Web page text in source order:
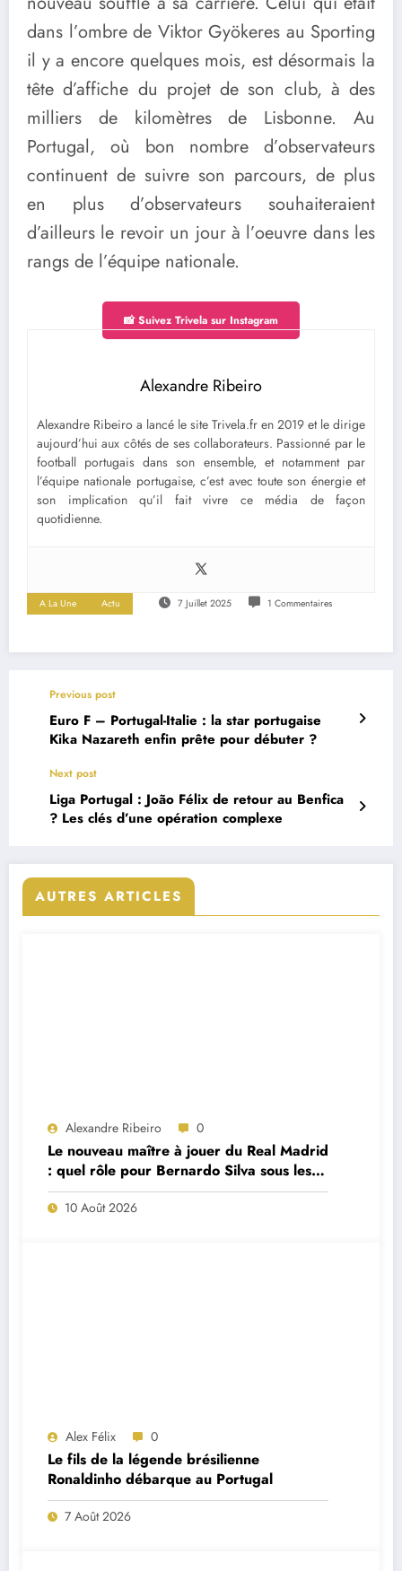
dans l’ombre de Viktor Gyökeres au Sporting
il y a encore quelques mois, est désormais la
tête d’affiche du projet de son club, à des
milliers de kilomètres de Lisbonne. Au
Portugal, où bon nombre d’observateurs
continuent de suivre son parcours, de plus
en plus d’observateurs souhaiteraient
d’ailleurs le revoir un jour à l’oeuvre dans les
rangs de l’équipe nationale.
📸 Suivez Trivela sur Instagram
Alexandre Ribeiro
Alexandre Ribeiro a lancé le site Trivela.fr en 2019 et le dirige
aujourd’hui aux côtés de ses collaborateurs. Passionné par le
football portugais dans son ensemble, et notamment par
l’équipe nationale portugaise, c’est avec toute son énergie et
son implication qu’il fait vivre ce média de façon
quotidienne.
A La Une Actu 7 Juillet 2025 1 Commentaires
Previous post
Euro F – Portugal-Italie : la star portugaise
Kika Nazareth enfin prête pour débuter ?
Next post
Liga Portugal : João Félix de retour au Benfica
? Les clés d’une opération complexe
AUTRES ARTICLES
Alexandre Ribeiro 0
Le nouveau maître à jouer du Real Madrid
: quel rôle pour Bernardo Silva sous les
ordres de José Mourinho ?
10 Août 2026
Alex Félix 0
Le fils de la légende brésilienne
Ronaldinho débarque au Portugal
7 Août 2026